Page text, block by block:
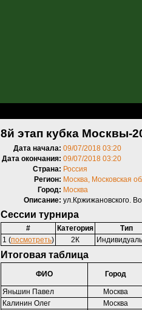
8й этап кубка Москвы-
Дата начала: 09/07/2018 03:20
Дата окончания: 09/07/2018 03:20
Страна: Россия
Регион: Москва, Московская
Город: Москва
Описание: ул.Кржижановского.
Сессии турнира
# Категория
Тип
1 (посмотреть) 2К
Итоговая таблица
ФИО Город
Яньшин Павел
Москва
Калинин Олег
Москва